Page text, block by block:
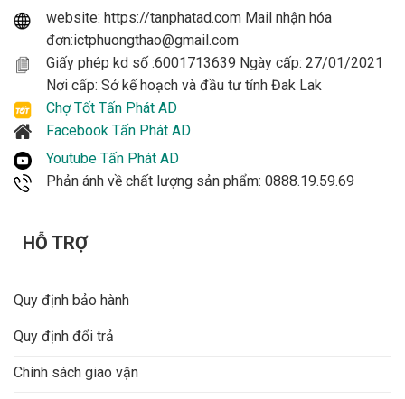
website: https://tanphatad.com Mail nhận hóa
đơn:ictphuongthao@gmail.com
Giấy phép kd số :6001713639 Ngày cấp: 27/01/2021
Nơi cấp: Sở kế hoạch và đầu tư tỉnh Đak Lak
Chợ Tốt Tấn Phát AD
Facebook Tấn Phát AD
Youtube Tấn Phát AD
Phản ánh về chất lượng sản phẩm: 0888.19.59.69
HỖ TRỢ
Quy định bảo hành
Quy định đổi trả
Chính sách giao vận